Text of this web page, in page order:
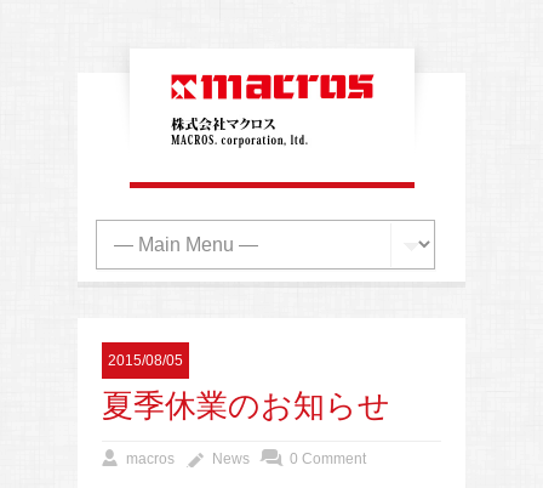
2015/08/05
夏季休業のお知らせ
macros News 0 Comment